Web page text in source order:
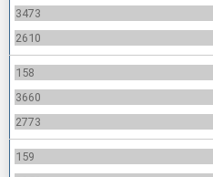
3473
2610
158
3660
2773
159